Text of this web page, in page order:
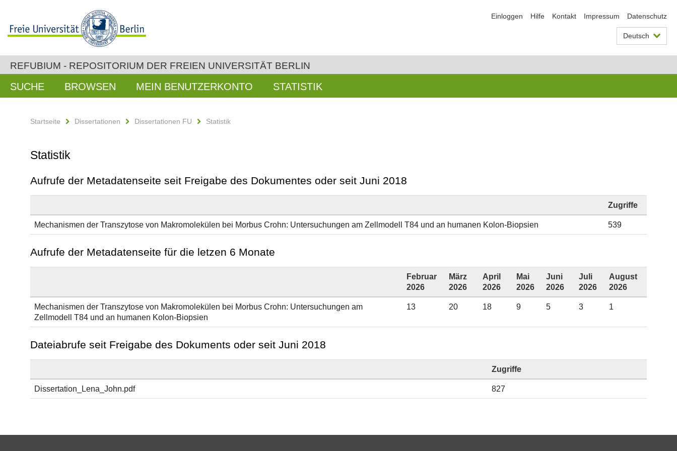
Einloggen Hilfe Kontakt Impressum Datenschutz
Deutsch
REFUBIUM - REPOSITORIUM DER FREIEN UNIVERSITÄT BERLIN
SUCHE BROWSEN MEIN BENUTZERKONTO STATISTIK
Startseite Dissertationen Dissertationen FU Statistik
Statistik
Aufrufe der Metadatenseite seit Freigabe des Dokumentes oder seit Juni 2018
Zugriffe
Mechanismen der Transzytose von Makromolekülen bei Morbus Crohn: Untersuchungen am Zellmodell T84 und an humanen Kolon-Biopsien 539
Aufrufe der Metadatenseite für die letzen 6 Monate
Februar
2026
März
2026
April
2026
Mai
2026
Juni
2026
Juli
2026
August
2026
Mechanismen der Transzytose von Makromolekülen bei Morbus Crohn: Untersuchungen am
Zellmodell T84 und an humanen Kolon-Biopsien
13 20 18 9 5 3 1
Dateiabrufe seit Freigabe des Dokuments oder seit Juni 2018
Zugriffe
Dissertation_Lena_John.pdf 827